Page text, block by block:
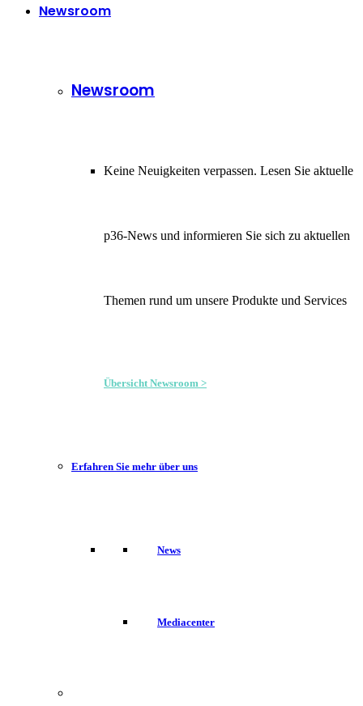
Newsroom
Newsroom
Keine Neuigkeiten verpassen. Lesen Sie aktuelle
p36-News und informieren Sie sich zu aktuellen
Themen rund um unsere Produkte und Services
Übersicht Newsroom >
Erfahren Sie mehr über uns
News
Mediacenter